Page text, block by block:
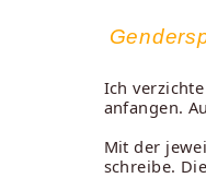
Ich
anfangen.
Mit der
schreibe.